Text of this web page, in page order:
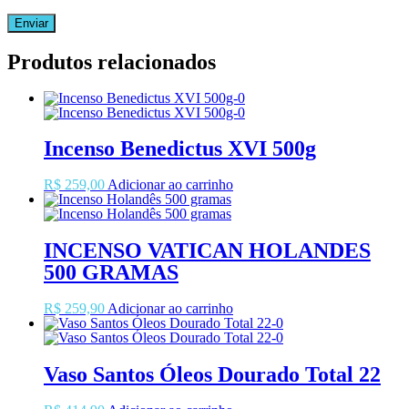
Produtos relacionados
Incenso Benedictus XVI 500g
R$ 259,00 Adicionar ao carrinho
INCENSO VATICAN HOLANDES
500 GRAMAS
R$ 259,90 Adicionar ao carrinho
Vaso Santos Óleos Dourado Total 22